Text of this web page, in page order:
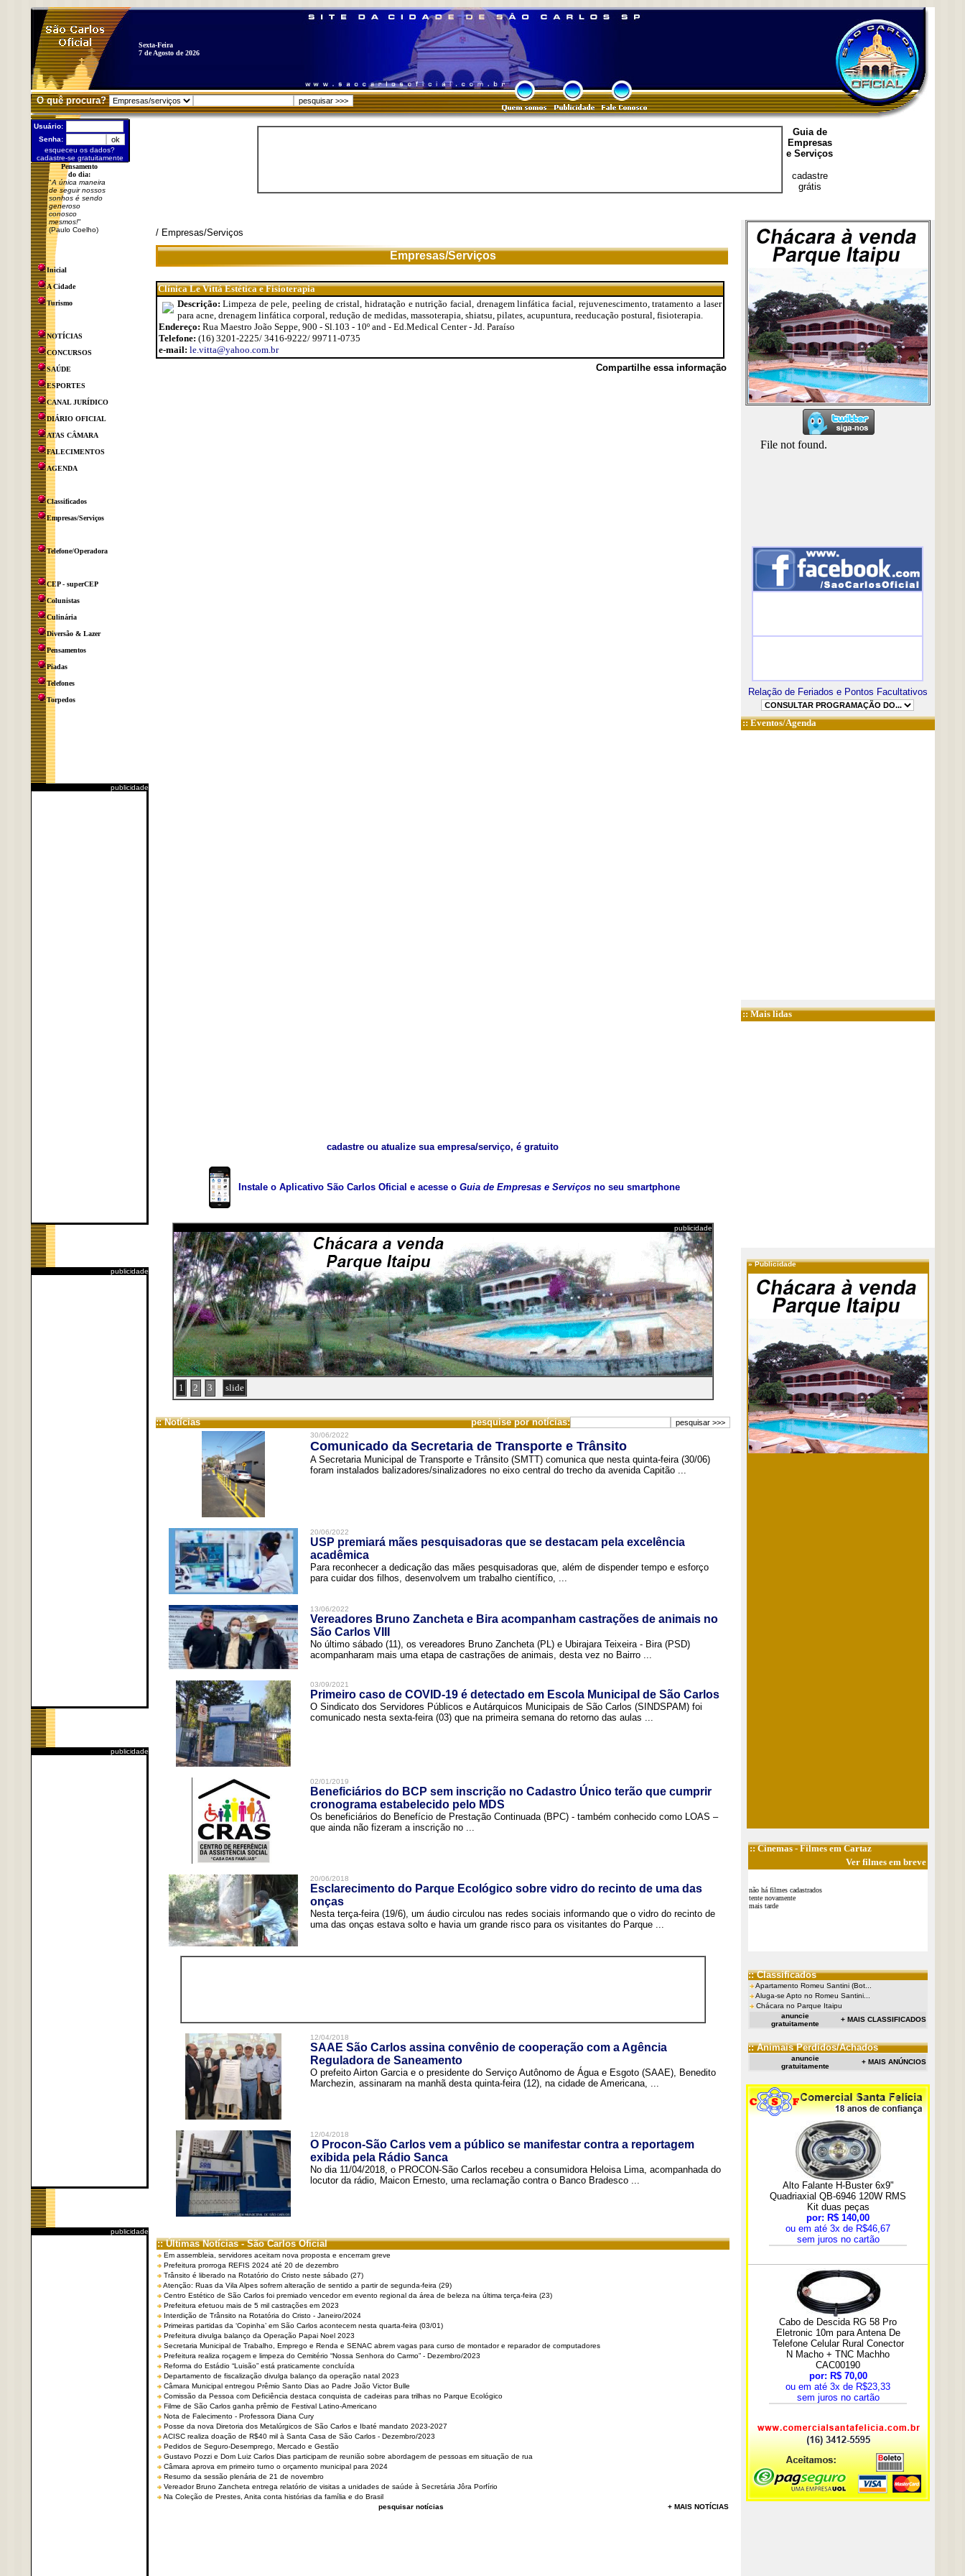
Sexta-Feira
7 de Agosto de 2026
O quê procura?
Usuário:
Senha:
esqueceu os dados?
cadastre-se gratuitamente
Pensamento
do dia:
"A única maneira
de seguir nossos
sonhos é sendo
generoso
conosco
mesmos!"
(Paulo Coelho)
Inicial
A Cidade
Turismo
NOTÍCIAS
CONCURSOS
SAÚDE
ESPORTES
CANAL JURÍDICO
DIÁRIO OFICIAL
ATAS CÂMARA
FALECIMENTOS
AGENDA
Classificados
Empresas/Serviços
Telefone/Operadora
CEP - superCEP
Colunistas
Culinária
Diversão & Lazer
Pensamentos
Piadas
Telefones
Torpedos
publicidade
publicidade
publicidade
publicidade
Guia de
Empresas
e Serviços
cadastre
grátis
/ Empresas/Serviços
Empresas/Serviços
Clínica Le Vittá Estética e Fisioterapia
Descrição:Limpeza de pele, peeling de cristal, hidratação e nutrição facial, drenagem linfática facial, rejuvenescimento, tratamento a laser
para acne, drenagem linfática corporal, redução de medidas, massoterapia, shiatsu, pilates, acupuntura, reeducação postural, fisioterapia.
Endereço: Rua Maestro João Seppe, 900 - Sl.103 - 10º and - Ed.Medical Center - Jd. Paraíso
Telefone: (16) 3201-2225/ 3416-9222/ 99711-0735
e-mail: le.vitta@yahoo.com.br
Compartilhe essa informação
cadastre ou atualize sua empresa/serviço, é gratuito
Instale o Aplicativo São Carlos Oficial e acesse o Guia de Empresas e Serviços no seu smartphone
publicidade
1 2 3 slide
:: Notícias pesquise por notícias:
30/06/2022
Comunicado da Secretaria de Transporte e Trânsito
A Secretaria Municipal de Transporte e Trânsito (SMTT) comunica que nesta quinta-feira (30/06)
foram instalados balizadores/sinalizadores no eixo central do trecho da avenida Capitão ...
20/06/2022
USP premiará mães pesquisadoras que se destacam pela excelência
acadêmica
Para reconhecer a dedicação das mães pesquisadoras que, além de dispender tempo e esforço
para cuidar dos filhos, desenvolvem um trabalho científico, ...
13/06/2022
Vereadores Bruno Zancheta e Bira acompanham castrações de animais no
São Carlos VIII
No último sábado (11), os vereadores Bruno Zancheta (PL) e Ubirajara Teixeira - Bira (PSD)
acompanharam mais uma etapa de castrações de animais, desta vez no Bairro ...
03/09/2021
Primeiro caso de COVID-19 é detectado em Escola Municipal de São Carlos
O Sindicato dos Servidores Públicos e Autárquicos Municipais de São Carlos (SINDSPAM) foi
comunicado nesta sexta-feira (03) que na primeira semana do retorno das aulas ...
02/01/2019
Beneficiários do BCP sem inscrição no Cadastro Único terão que cumprir
cronograma estabelecido pelo MDS
Os beneficiários do Benefício de Prestação Continuada (BPC) - também conhecido como LOAS –
que ainda não fizeram a inscrição no ...
20/06/2018
Esclarecimento do Parque Ecológico sobre vidro do recinto de uma das
onças
Nesta terça-feira (19/6), um áudio circulou nas redes sociais informando que o vidro do recinto de
uma das onças estava solto e havia um grande risco para os visitantes do Parque ...
12/04/2018
SAAE São Carlos assina convênio de cooperação com a Agência
Reguladora de Saneamento
O prefeito Airton Garcia e o presidente do Serviço Autônomo de Água e Esgoto (SAAE), Benedito
Marchezin, assinaram na manhã desta quinta-feira (12), na cidade de Americana, ...
12/04/2018
O Procon-São Carlos vem a público se manifestar contra a reportagem
exibida pela Rádio Sanca
No dia 11/04/2018, o PROCON-São Carlos recebeu a consumidora Heloisa Lima, acompanhada do
locutor da rádio, Maicon Ernesto, uma reclamação contra o Banco Bradesco ...
:: Últimas Notícias - São Carlos Oficial
Em assembleia, servidores aceitam nova proposta e encerram greve
Prefeitura prorroga REFIS 2024 até 20 de dezembro
Trânsito é liberado na Rotatório do Cristo neste sábado (27)
Atenção: Ruas da Vila Alpes sofrem alteração de sentido a partir de segunda-feira (29)
Centro Estético de São Carlos foi premiado vencedor em evento regional da área de beleza na última terça-feira (23)
Prefeitura efetuou mais de 5 mil castrações em 2023
Interdição de Trânsito na Rotatória do Cristo - Janeiro/2024
Primeiras partidas da ‘Copinha’ em São Carlos acontecem nesta quarta-feira (03/01)
Prefeitura divulga balanço da Operação Papai Noel 2023
Secretaria Municipal de Trabalho, Emprego e Renda e SENAC abrem vagas para curso de montador e reparador de computadores
Prefeitura realiza roçagem e limpeza do Cemitério “Nossa Senhora do Carmo” - Dezembro/2023
Reforma do Estádio “Luisão” está praticamente concluída
Departamento de fiscalização divulga balanço da operação natal 2023
Câmara Municipal entregou Prêmio Santo Dias ao Padre João Victor Bulle
Comissão da Pessoa com Deficiência destaca conquista de cadeiras para trilhas no Parque Ecológico
Filme de São Carlos ganha prêmio de Festival Latino-Americano
Nota de Falecimento - Professora Diana Cury
Posse da nova Diretoria dos Metalúrgicos de São Carlos e Ibaté mandato 2023-2027
ACISC realiza doação de R$40 mil à Santa Casa de São Carlos - Dezembro/2023
Pedidos de Seguro-Desemprego, Mercado e Gestão
Gustavo Pozzi e Dom Luiz Carlos Dias participam de reunião sobre abordagem de pessoas em situação de rua
Câmara aprova em primeiro turno o orçamento municipal para 2024
Resumo da sessão plenária de 21 de novembro
Vereador Bruno Zancheta entrega relatório de visitas a unidades de saúde à Secretária Jôra Porfírio
Na Coleção de Prestes, Anita conta histórias da família e do Brasil
pesquisar notícias
+ MAIS NOTÍCIAS
Relação de Feriados e Pontos Facultativos
::Eventos/Agenda
:: Mais lidas
»Publicidade
::Cinemas- Filmes em Cartaz
Ver filmes em breve
não há filmes cadastrados
tente novamente
mais tarde
:: Classificados
Apartamento Romeu Santini (Bot...
Aluga-se Apto no Romeu Santini...
Chácara no Parque Itaipu
anuncie
gratuitamente
+ MAIS CLASSIFICADOS
:: Animais Perdidos/Achados
anuncie
gratuitamente
+ MAIS ANÚNCIOS